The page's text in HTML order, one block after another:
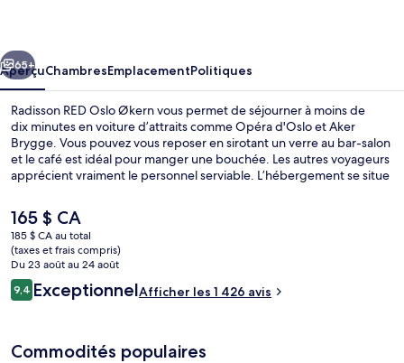
Økern
Suivant
65+
AperçuChambresEmplacementPolitiques
Radisson RED Oslo Økern vous permet de séjourner à moins de
dix minutes en voiture d’attraits comme Opéra d'Oslo et Aker
Brygge. Vous pouvez vous reposer en sirotant un verre au bar-salon
et le café est idéal pour manger une bouchée. Les autres voyageurs
apprécient vraiment le personnel serviable. L’hébergement se situe
métro d'Økern se trouve à 6 minutes et Station T-Bane Okern est
à 9 minutes.
Le
prix
actuel
est
de 165 $ CA
165 $ CA
185 $ CA au total
(taxes et frais compris)
Du 23 août au 24 août
Avis
9,49,4 sur 10 –
ExceptionnelAfficher les 1 426 avis
Commodités populaires